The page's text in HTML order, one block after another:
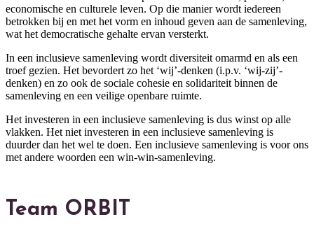
economische en culturele leven. Op die manier wordt iedereen
betrokken bij en met het vorm en inhoud geven aan de samenleving,
wat het democratische gehalte ervan versterkt.
In een inclusieve samenleving wordt diversiteit omarmd en als een
troef gezien. Het bevordert zo het ‘wij’-denken (i.p.v. ‘wij-zij’-
denken) en zo ook de sociale cohesie en solidariteit binnen de
samenleving en een veilige openbare ruimte.
Het investeren in een inclusieve samenleving is dus winst op alle
vlakken. Het niet investeren in een inclusieve samenleving is
duurder dan het wel te doen. Een inclusieve samenleving is voor ons
met andere woorden een win-win-samenleving.
Team ORBIT